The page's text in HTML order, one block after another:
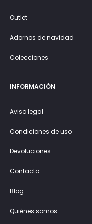
Outlet
Adornos de navidad
Colecciones
INFORMACIÓN
Aviso legal
Condiciones de uso
Devoluciones
Contacto
Blog
Quiénes somos